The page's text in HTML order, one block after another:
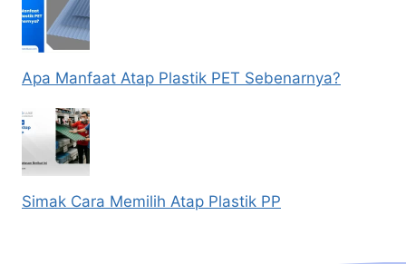
Apa Manfaat Atap Plastik PET Sebenarnya?
Simak Cara Memilih Atap Plastik PP